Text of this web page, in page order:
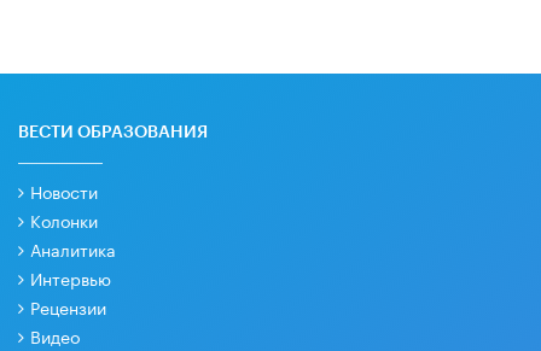
ВЕСТИ ОБРАЗОВАНИЯ
Новости
Колонки
Аналитика
Интервью
Рецензии
Видео